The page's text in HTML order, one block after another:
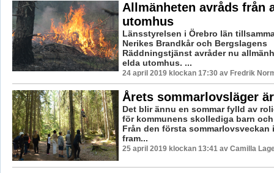
Allmänheten avråds från
utomhus
Länsstyrelsen i Örebro län
Nerikes Brandkår och Bergslagens
Räddningstjänst avråder nu
elda utomhus. ...
24 april 2019 klockan 17:30 av Fredrik
Årets sommarlovsläger
Det blir ännu en sommar fylld av
för kommunens skollediga barn
Från den första sommarlovsveckan
fram...
25 april 2019 klockan 13:41 av Camilla